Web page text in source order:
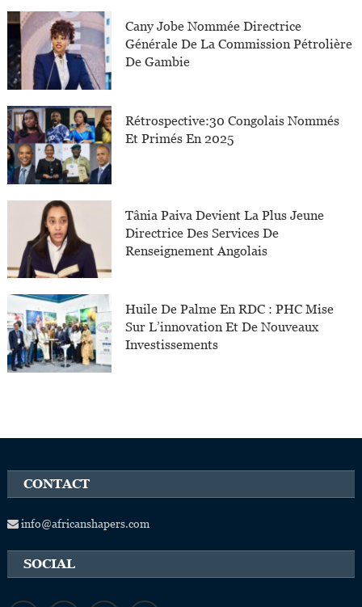
Cany Jobe Nommée Directrice
Générale De La Commission Pétrolière
De Gambie
Rétrospective:30 Congolais Nommés
Et Primés En 2025
Tânia Paiva Devient La Plus Jeune
Directrice Des Services De
Renseignement Angolais
Huile De Palme En RDC : PHC Mise
Sur L’innovation Et De Nouveaux
Investissements
CONTACT
info@africanshapers.com
SOCIAL